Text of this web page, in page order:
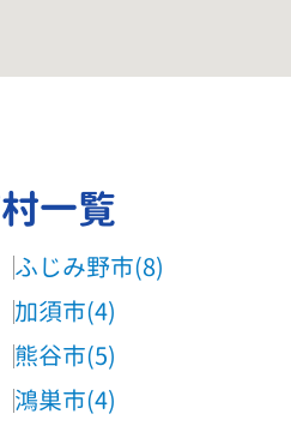
一覧
ふじみ野市(8)
加須市(4)
熊谷市(5)
鴻巣市(4)